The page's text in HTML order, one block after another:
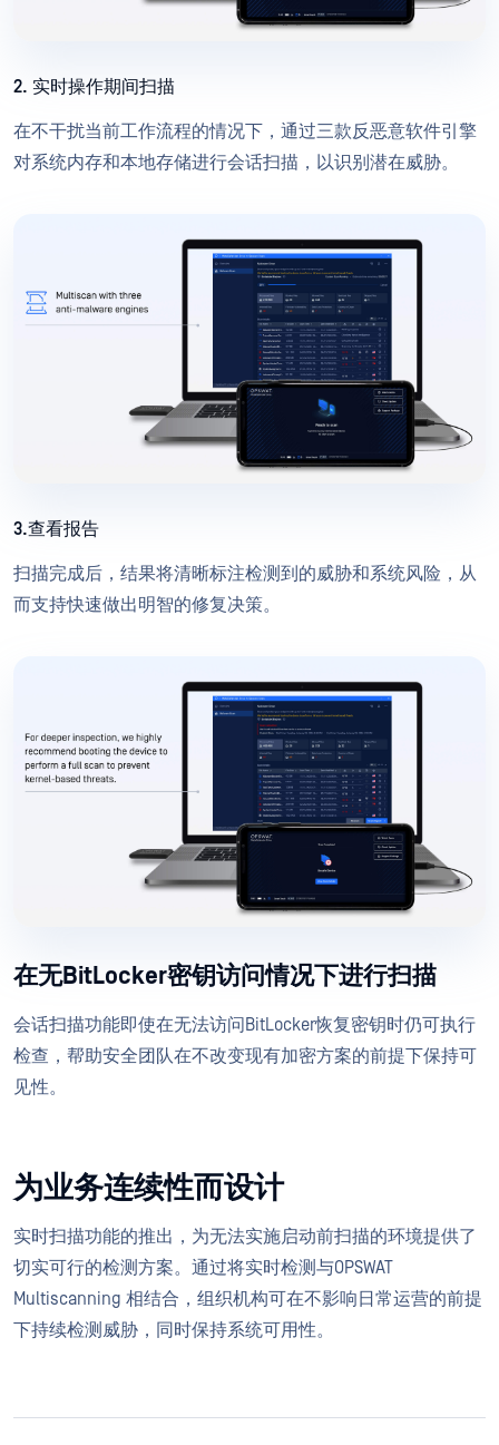
2. 实时操作期间扫描
在不干扰当前工作流程的情况下，通过三款反恶意软件引擎
对系统内存和本地存储进行会话扫描，以识别潜在威胁。
3.查看报告
扫描完成后，结果将清晰标注检测到的威胁和系统风险，从
而支持快速做出明智的修复决策。
在无BitLocker密钥访问情况下进行扫描
会话扫描功能即使在无法访问BitLocker恢复密钥时仍可执行
检查，帮助安全团队在不改变现有加密方案的前提下保持可
见性。
为业务连续性而设计
实时扫描功能的推出，为无法实施启动前扫描的环境提供了
切实可行的检测方案。通过将实时检测与OPSWAT
Multiscanning 相结合，组织机构可在不影响日常运营的前提
下持续检测威胁，同时保持系统可用性。